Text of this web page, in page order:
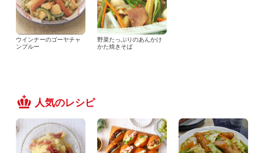
ウインナーのゴーヤチャ
ンプルー
野菜たっぷりのあんかけ
かた焼きそば
人気のレシピ